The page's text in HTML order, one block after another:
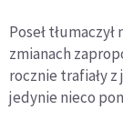
Poseł
zmianach
rocznie trafiały z
jedynie nieco